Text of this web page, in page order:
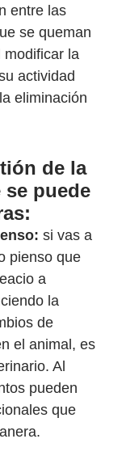
entre las
se queman
modificar la
actividad
eliminación
de la
puede
si vas a
pienso que
a
la
de
el animal, es
Al
pueden
que